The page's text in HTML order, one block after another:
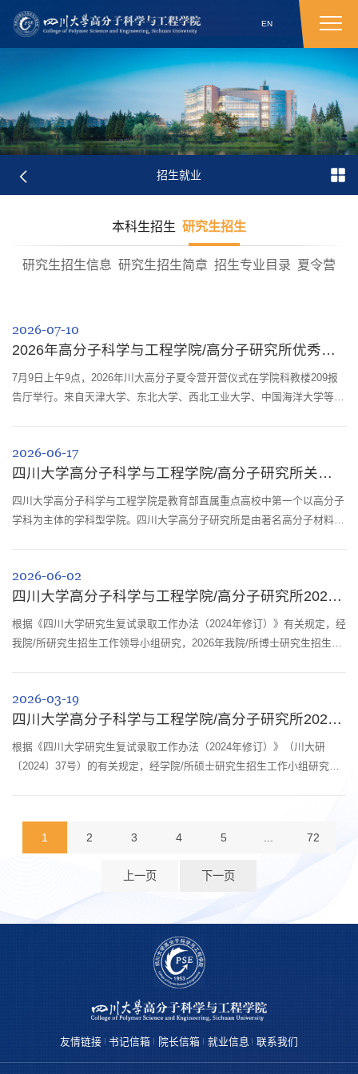
EN
招生就业
本科生招生 研究生招生
研究生招生信息 研究生招生简章 招生专业目录 夏令营
2026-07-10
2026年高分子科学与工程学院/高分子研究所优秀大学生暑期夏令营顺利开营
7月9日上午9点，2026年川大高分子夏令营开营仪式在学院科教楼209报
告厅举行。来自天津大学、东北大学、西北工业大学、中国海洋大学等38
研究员陈宁以及学院相关负责老师出席了仪式。学院副院长冉蓉主持开营
仪式。苏白海致欢迎辞，对参加本次夏令营的优秀大学生们表示了热烈欢
迎，并借此机会让...
2026-06-17
四川大学高分子科学与工程学院/高分子研究所关于举办2026年优秀大学生暑期夏令营的...
四川大学高分子科学与工程学院是教育部直属重点高校中第一个以高分子
学科为主体的学科型学院。四川大学高分子研究所是由著名高分子材料科
家重点学科，材料学、材料加工工程为国家二级学科重点学科。牵头的高
分子材料工程学科先后入选“211工程”和“985工程”国家重点工程建设项
目，牵...
2026-06-02
四川大学高分子科学与工程学院/高分子研究所2026年普通招考博士研究生招生复试通知...
根据《四川大学研究生复试录取工作办法（2024年修订）》有关规定，经
我院/所研究生招生工作领导小组研究，2026年我院/所博士研究生招生复
证进入校门。二、报到与资格审查1.报到时间：6月4日9:00-9:30。2.报到
地点：四川大学望江校区高分子研究所111室3.复试报到所需材料（1）有
效第二代居民...
2026-03-19
四川大学高分子科学与工程学院/高分子研究所2026年硕士研究生招生复试通知（材料学...
根据《四川大学研究生复试录取工作办法（2024年修订）》（川大研
〔2024〕37号）的有关规定，经学院/所硕士研究生招生工作小组研究，
11:30，下午14：30-17：30）报到地点：四川大学望江校区高分子研究所
111室注意事项：考生可凭本人有效身份证、准考证进入校门。2.笔试：
1 2 3 4 5 ... 72
上一页 下一页
友情链接 书记信箱 院长信箱 就业信息 联系我们